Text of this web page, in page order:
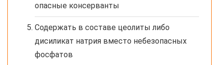
опасные консерванты
Содержать в составе цеолиты либо
дисиликат натрия вместо небезопасных
фосфатов